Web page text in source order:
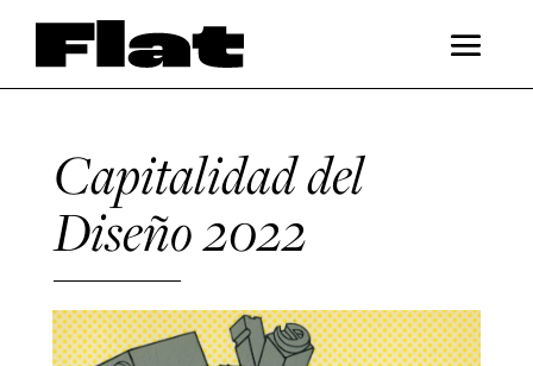
Capitalidad del
Diseño 2022